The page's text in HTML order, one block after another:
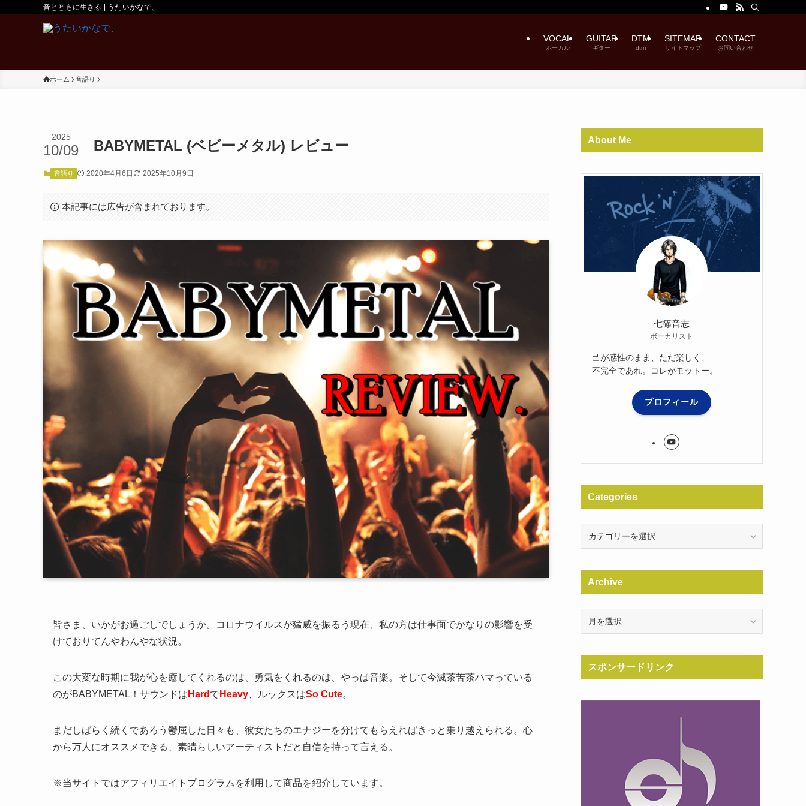
音とともに生きる | うたいかなで、
VOCAL
ボーカル
GUITAR
ギター
DTM
dtm
SITEMAP
サイトマップ
CONTACT
お問い合わせ
ホーム 音語り
BABYMETAL (ベビーメタル) レビュー
2025
10/09
音語り 2020年4月6日 2025年10月9日
本記事には広告が含まれております。
皆さま、いかがお過ごしでしょうか。コロナウイルスが猛威を振るう現在、私の方は仕事面でかなりの影響を受
けておりてんやわんやな状況。
この大変な時期に我が心を癒してくれるのは、勇気をくれるのは、やっぱ音楽。そして今滅茶苦茶ハマっている
のがBABYMETAL！サウンドは Hard でHeavy 、ルックスはSo Cute。
まだしばらく続くであろう鬱屈した日々も、彼女たちのエナジーを分けてもらえればきっと乗り越えられる。心
から万人にオススメできる、素晴らしいアーティストだと自信を持って言える。
※当サイトではアフィリエイトプログラムを利用して商品を紹介しています。
About Me
七篠音志
ボーカリスト
己が感性のまま、ただ楽しく、
不完全であれ。コレがモットー。
プロフィール
Categories
Archive
スポンサードリンク